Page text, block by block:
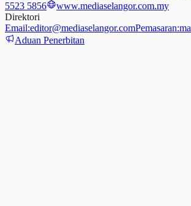
5523 5856
www.mediaselangor.com.my
Direktori
Email:editor@mediaselangor.comPemasaran:
Aduan Penerbitan